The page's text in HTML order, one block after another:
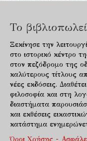
Το
Ξεκίνησε την
στο ιστορικό κέντρο
στον πεζόδρομο της
καλύτερους τίτλους
νέες εκδόσεις.
φιλοσοφία και στη
διαστήματα
και εκθέσεις
κατάστημα
Όροι Χρήσης -